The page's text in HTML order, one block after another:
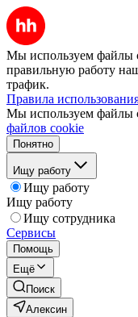
Мы используем файлы
правильную работу
трафик.
Правила
Мы используем файлы
файлов cookie
Понятно
Ищу работу
Ищу работу
Ищу работу
Ищу сотрудника
Сервисы
Помощь
Ещё
Поиск
Алексин